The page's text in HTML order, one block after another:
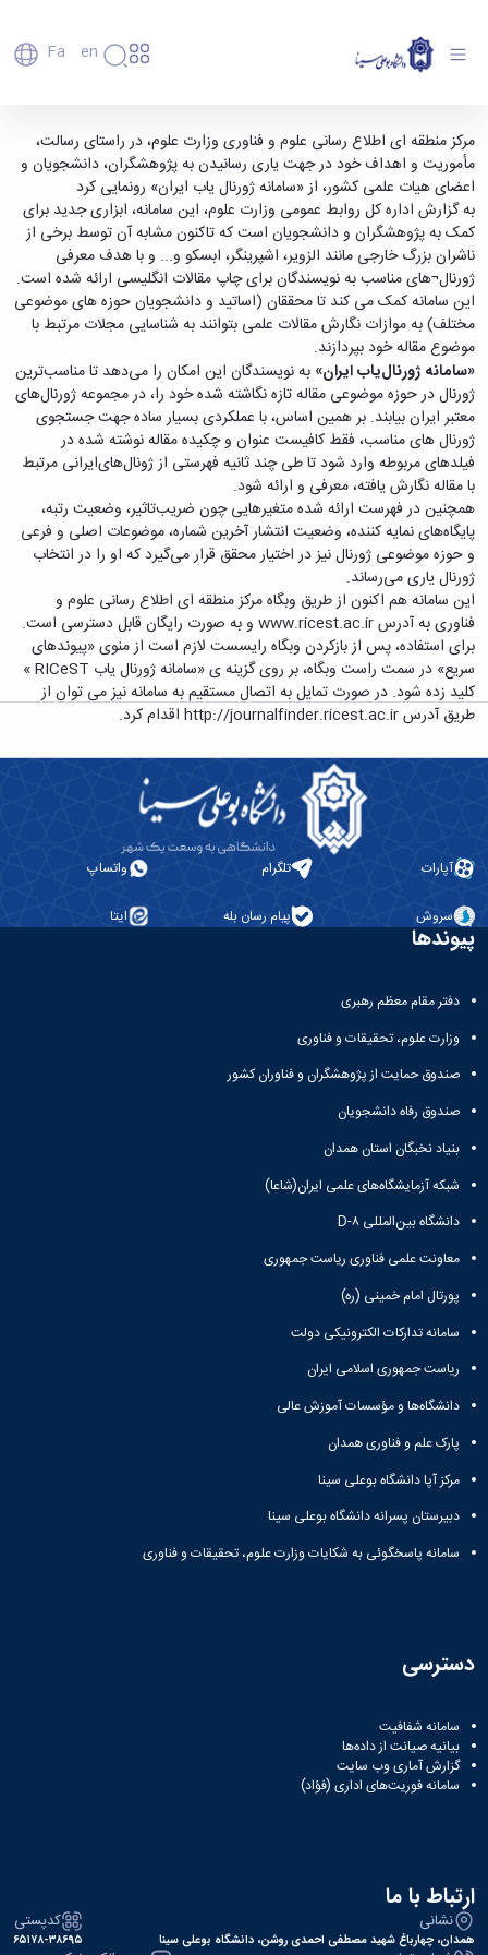
Fa En
دانشگاه
تاریخچه
و
معرفی
برنامه
راهبردی
دانشگاه
نقشه
دانشگاه
سازمان
دانشگاه
معاونت
توسعه
مدیریت
و
پشتیبانی
معاونت
آموزشی
و
تحصیلات
تکمیلی
معاونت
دانشجویی
معاونت
پژوهش
و
فناوری
نمایندگی
معظم
رهبری
تماس
دانشگاه
اعضای
هیأت
علمی
کارکنان
دانشجویان
فارغ
التحصیلان
دانشکده‌ها
پردیس
اصلی
مهندسی
کشاورزی
شیمی
و
علوم
نفت
علوم
انسانی
هنر
و
معماری
دامپزشکی
علوم
پایه
علوم
اقتصادی
و
اجتماعی
دانشکده
ارتباط
با ما
روابط
بین
الملل
(قدم
الآن)
Apply
Now
«سامانه ژورنال یاب ایران» توسط مرکز منطقه ای
اطلاع رسانی علوم و فناوری رونمایی شد - دانشگاه
بوعلی سینا همدان
مرکز منطقه ای اطلاع رسانی علوم و فناوری وزارت علوم، در راستای رسالت،
مأموریت و اهداف خود در جهت یاری رسانیدن به پژوهشگران، دانشجویان و
اعضای هیات علمی کشور، از «سامانه ژورنال یاب ایران» رونمایی کرد
به گزارش اداره کل روابط عمومی وزارت علوم، این سامانه، ابزاری جدید برای
کمک به پژوهشگران و دانشجویان است که تاکنون مشابه آن توسط برخی از
ناشران بزرگ خارجی مانند الزویر، اشپرینگر، ابسکو و... و با هدف معرفی
ژورنال¬های مناسب به نویسندگان برای چاپ مقالات انگلیسی ارائه شده است.
این سامانه کمک می کند تا محققان (اساتید و دانشجویان حوزه های موضوعی
مختلف) به موازات نگارش مقالات علمی بتوانند به شناسایی مجلات مرتبط با
موضوع مقاله خود بپردازند.
«سامانه ژورنال‌یاب ایران» به نویسندگان این امکان را می‌دهد تا مناسب‌ترین
ژورنال در حوزه موضوعی مقاله تازه نگاشته شده خود را، در مجموعه ژورنال‌های
معتبر ایران بیابند. بر همین اساس، با عملکردی بسیار ساده جهت جستجوی
ژورنال های مناسب، فقط کافیست عنوان و چکیده مقاله نوشته شده در
فیلدهای مربوطه وارد شود تا طی چند ثانیه فهرستی از ژونال‌های‌ایرانی مرتبط
با مقاله نگارش یافته، معرفی و ارائه شود.
همچنین در فهرست ارائه شده متغیرهایی چون ضریب‌تاثیر، وضعیت رتبه،
پایگاه‌های نمایه کننده، وضعیت انتشار آخرین شماره، موضوعات اصلی و فرعی
و حوزه موضوعی ژورنال نیز در اختیار محقق قرار می‌گیرد که او را در انتخاب
ژورنال یاری می‌رساند.
این سامانه هم اکنون از طریق وبگاه مرکز منطقه ای اطلاع رسانی علوم و
فناوری به آدرس
و به صورت رایگان قابل دسترسی است.
برای استفاده، پس از بازکردن وبگاه رایسست لازم است از منوی «پیوندهای
سریع» در سمت راست وبگاه، بر روی گزینه ی «سامانه ژورنال یاب RICeST »
کلید زده شود. در صورت تمایل به اتصال مستقیم به سامانه نیز می توان از
طریق آدرس
اقدام کرد.
آپارات تلگرام واتساپ
سروش پیام رسان بله ایتا
پیوندها
دفتر مقام معظم رهبری
وزارت علوم، تحقیقات و فناوری
صندوق حمایت از پژوهشگران و فناوران کشور
صندوق رفاه دانشجویان
بنیاد نخبگان استان همدان
شبکه آزمایشگاه‌های علمی ایران(شاعا)
دانشگاه بین‌المللی D-۸
معاونت علمی فناوری ریاست جمهوری
پورتال امام خمینی (ره)
سامانه تدارکات الکترونیکی دولت
ریاست جمهوری اسلامی ایران
دانشگاه‌ها و مؤسسات آموزش عالی
پارک علم و فناوری همدان
مرکز آپا دانشگاه بوعلی سینا
دبیرستان پسرانه دانشگاه بوعلی سینا
سامانه پاسخگوئی به شکایات وزارت علوم، تحقیقات و فناوری
دسترسی
سامانه شفافیت
بیانیه صیانت از داده‌ها
گزارش آماری وب‌ سایت
سامانه فوریت‌های اداری (فؤاد)
ارتباط با ما
نشانی
همدان، چهارباغ شهید مصطفی احمدی روشن، دانشگاه بوعلی سینا
کدپستی
۶۵۱۷۸-۳۸۶۹۵